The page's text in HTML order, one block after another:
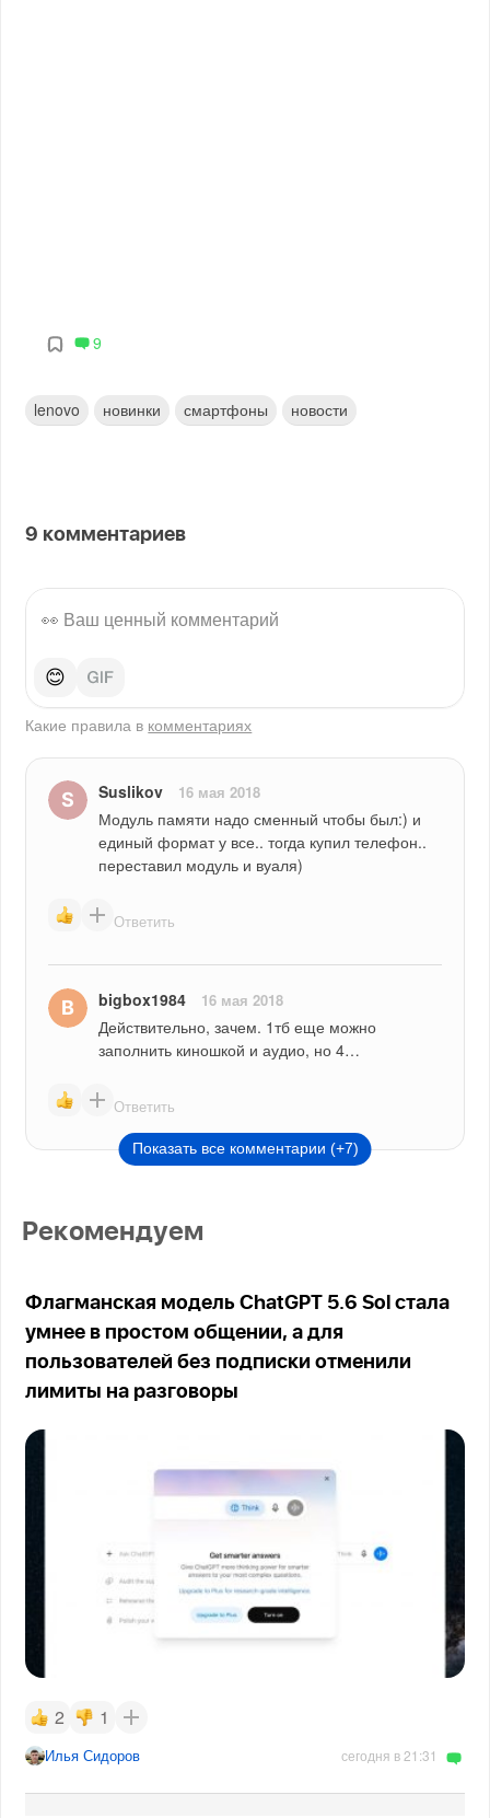
9
lenovo новинки смартфоны новости
9 комментариев
😊
Какие правила в комментариях
Suslikov 16 мая 2018
Модуль памяти надо сменный чтобы был:) и
единый формат у все.. тогда купил телефон..
переставил модуль и вуаля)
Ответить
bigbox1984 16 мая 2018
Действительно, зачем. 1тб еще можно
заполнить киношкой и аудио, но 4…
Ответить
Показать все комментарии (+7)
Рекомендуем
Флагманская модель ChatGPT 5.6 Sol стала
умнее в простом общении, а для
пользователей без подписки отменили
лимиты на разговоры
2 1
Илья Сидоров сегодня в 21:31